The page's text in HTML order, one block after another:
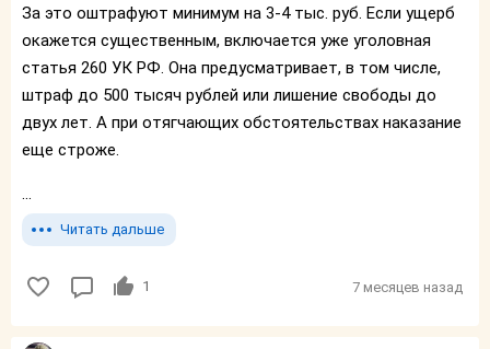
За это оштрафуют минимум на 3-4 тыс. руб. Если ущерб
окажется существенным, включается уже уголовная
статья 260 УК РФ. Она предусматривает, в том числе,
штраф до 500 тысяч рублей или лишение свободы до
двух лет. А при отягчающих обстоятельствах наказание
еще строже.
...
Читать дальше
1 7 месяцев назад